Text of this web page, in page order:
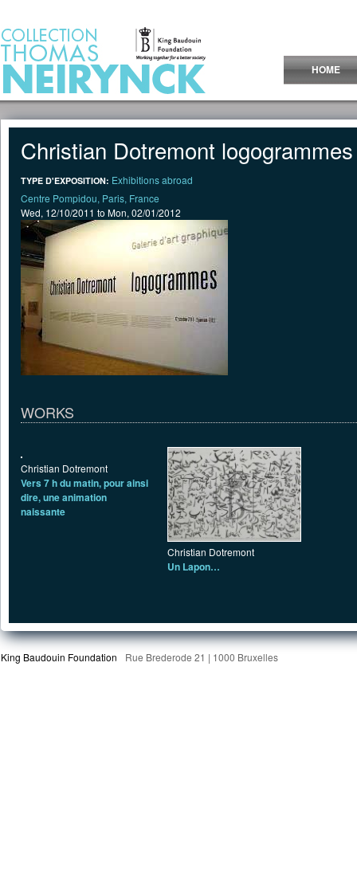
HOME
Christian Dotremont logogrammes
TYPE D'EXPOSITION: Exhibitions abroad
Centre Pompidou, Paris, France
Wed, 12/10/2011 to Mon, 02/01/2012
WORKS
Christian Dotremont
Vers 7 h du matin, pour ainsi
dire, une animation
naissante
Christian Dotremont
Un Lapon…
King Baudouin Foundation Rue Brederode 21 | 1000 Bruxelles